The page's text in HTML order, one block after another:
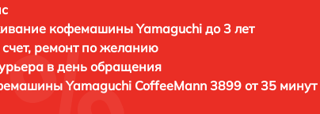
кофемашины Yamaguchi до 3 лет
ремонт по желанию
в день обращения
Yamaguchi CoffeeMann 3899 от 35 минут